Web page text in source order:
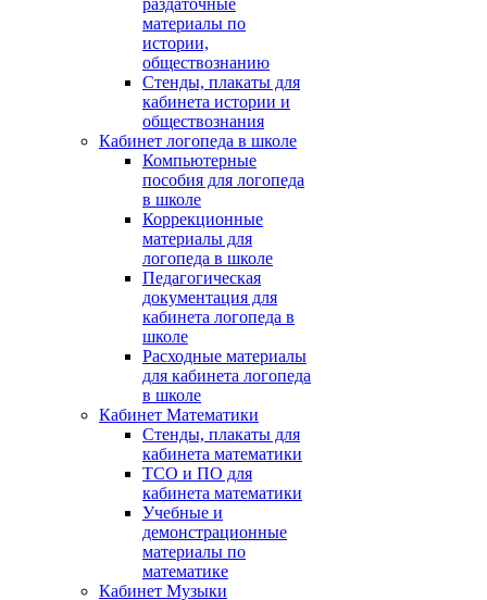
раздаточные
материалы по
истории,
обществознанию
Стенды, плакаты для
кабинета истории и
обществознания
Кабинет логопеда в школе
Компьютерные
пособия для логопеда
в школе
Коррекционные
материалы для
логопеда в школе
Педагогическая
документация для
кабинета логопеда в
школе
Расходные материалы
для кабинета логопеда
в школе
Кабинет Математики
Стенды, плакаты для
кабинета математики
ТСО и ПО для
кабинета математики
Учебные и
демонстрационные
материалы по
математике
Кабинет Музыки